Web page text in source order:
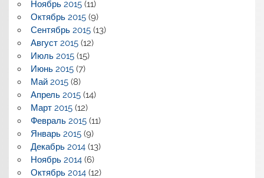
Ноябрь 2015(11)
Октябрь 2015(9)
Сентябрь 2015(13)
Август 2015(12)
Июль 2015(15)
Июнь 2015(7)
Май 2015(8)
Апрель 2015(14)
Март 2015(12)
Февраль 2015(11)
Январь 2015(9)
Декабрь 2014(13)
Ноябрь 2014(6)
Октябрь 2014(12)